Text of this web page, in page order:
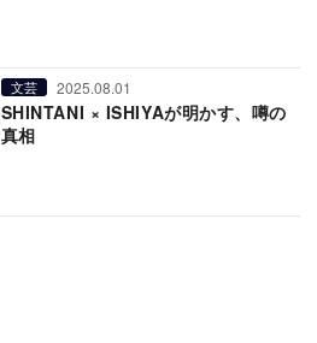
文芸 2025.08.01
SHINTANI × ISHIYAが明かす、噂の
真相